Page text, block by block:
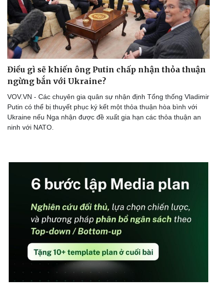
Bóng đá
Thế giới thể thao
eSports
Hậu trường
Ô tô
Tư vấn
Điều gì sẽ khiến ông Putin chấp nhận thỏa thuận
ngừng bắn với Ukraine?
VOV.VN - Các chuyên gia quân sự nhận định Tổng thống Vladimir
Putin có thể bị thuyết phục ký kết một thỏa thuận hòa bình với
Ukraine nếu Nga nhận được đề xuất gia hạn các thỏa thuận an
ninh với NATO.